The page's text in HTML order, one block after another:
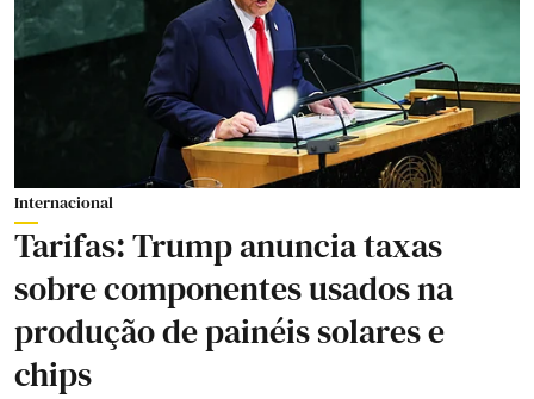
Internacional
Tarifas: Trump anuncia taxas
sobre componentes usados na
produção de painéis solares e
chips